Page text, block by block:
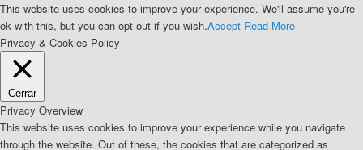
This website uses cookies to improve your experience. We'll assume you're
ok with this, but you can opt-out if you wish.Accept Read More
Privacy & Cookies Policy
Cerrar
Privacy Overview
This website uses cookies to improve your experience while you navigate
through the website. Out of these, the cookies that are categorized as